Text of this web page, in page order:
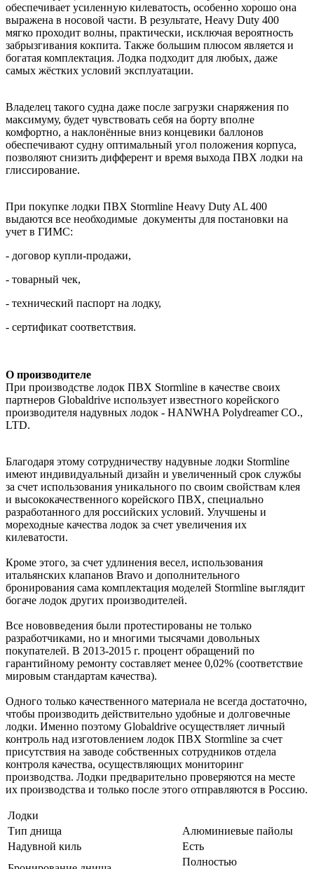
обеспечивает усиленную килеватость, особенно хорошо она
выражена в носовой части. В результате, Heavy Duty 400
мягко проходит волны, практически, исключая вероятность
забрызгивания кокпита. Также большим плюсом является и
богатая комплектация. Лодка подходит для любых, даже
самых жёстких условий эксплуатации.
Владелец такого судна даже после загрузки снаряжения по
максимуму, будет чувствовать себя на борту вполне
комфортно, а наклонённые вниз концевики баллонов
обеспечивают судну оптимальный угол положения корпуса,
позволяют снизить дифферент и время выхода ПВХ лодки на
глиссирование.
При покупке лодки ПВХ Stormline Heavy Duty AL 400
выдаются все необходимые документы для постановки на
учет в ГИМС:
- договор купли-продажи,
- товарный чек,
- технический паспорт на лодку,
- сертификат соответствия.
О производителе
При производстве лодок ПВХ Stormline в качестве своих
партнеров Globaldrive использует известного корейского
производителя надувных лодок - HANWHA Polydreamer CO.,
LTD.
Благодаря этому сотрудничеству надувные лодки Stormline
имеют индивидуальный дизайн и увеличенный срок службы
за счет использования уникального по своим свойствам клея
и высококачественного корейского ПВХ, специально
разработанного для российских условий. Улучшены и
мореходные качества лодок за счет увеличения их
килеватости.
Кроме этого, за счет удлинения весел, использования
итальянских клапанов Bravo и дополнительного
бронирования сама комплектация моделей Stormline выглядит
богаче лодок других производителей.
Все нововведения были протестированы не только
разработчиками, но и многими тысячами довольных
покупателей. В 2013-2015 г. процент обращений по
гарантийному ремонту составляет менее 0,02% (соответствие
мировым стандартам качества).
Одного только качественного материала не всегда достаточно,
чтобы производить действительно удобные и долговечные
лодки. Именно поэтому Globaldrive осуществляет личный
контроль над изготовлением лодок ПВХ Stormline за счет
присутствия на заводе собственных сотрудников отдела
контроля качества, осуществляющих мониторинг
производства. Лодки предварительно проверяются на месте
их производства и только после этого отправляются в Россию.
Лодки
Тип днища
Алюминиевые пайолы
Надувной киль
Есть
Полностью